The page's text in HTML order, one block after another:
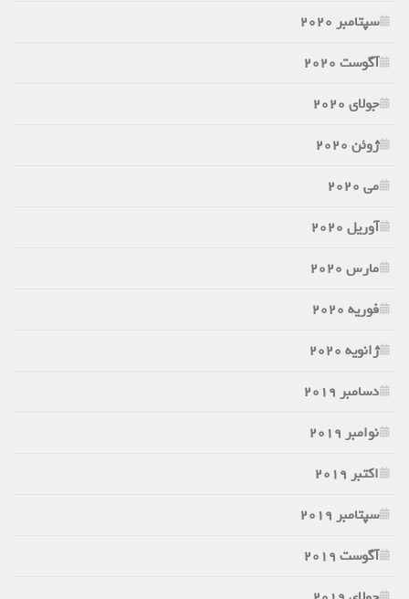
سپتامبر 2020
آگوست 2020
جولای 2020
ژوئن 2020
می 2020
آوریل 2020
مارس 2020
فوریه 2020
ژانویه 2020
دسامبر 2019
نوامبر 2019
اکتبر 2019
سپتامبر 2019
آگوست 2019